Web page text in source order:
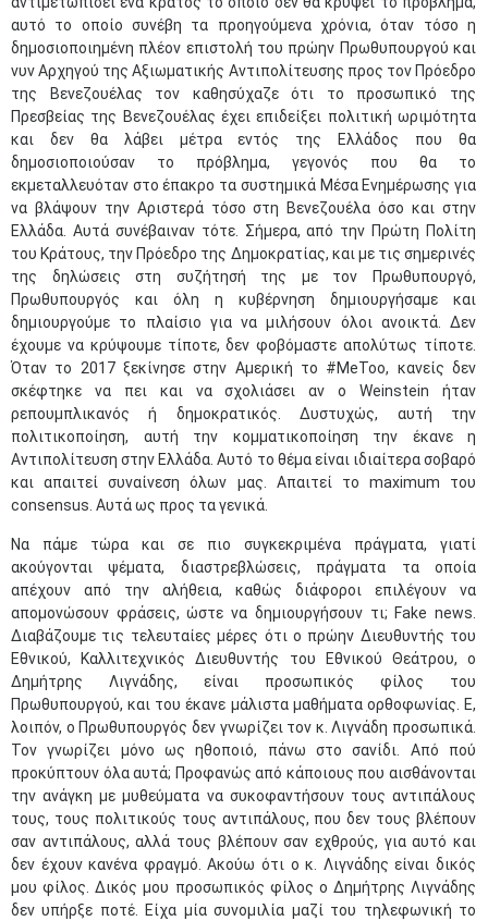
αυτό το οποίο συνέβη τα προηγούμενα χρόνια, όταν τόσο η
δημοσιοποιημένη πλέον επιστολή του πρώην Πρωθυπουργού και
νυν Αρχηγού της Αξιωματικής Αντιπολίτευσης προς τον Πρόεδρο
της Βενεζουέλας τον καθησύχαζε ότι το προσωπικό της
Πρεσβείας της Βενεζουέλας έχει επιδείξει πολιτική ωριμότητα
και δεν θα λάβει μέτρα εντός της Ελλάδος που θα
δημοσιοποιούσαν το πρόβλημα, γεγονός που θα το
εκμεταλλευόταν στο έπακρο τα συστημικά Μέσα Ενημέρωσης για
να βλάψουν την Αριστερά τόσο στη Βενεζουέλα όσο και στην
Ελλάδα. Αυτά συνέβαιναν τότε. Σήμερα, από την Πρώτη Πολίτη
του Κράτους, την Πρόεδρο της Δημοκρατίας, και με τις σημερινές
της δηλώσεις στη συζήτησή της με τον Πρωθυπουργό,
Πρωθυπουργός και όλη η κυβέρνηση δημιουργήσαμε και
δημιουργούμε το πλαίσιο για να μιλήσουν όλοι ανοικτά. Δεν
έχουμε να κρύψουμε τίποτε, δεν φοβόμαστε απολύτως τίποτε.
Όταν το 2017 ξεκίνησε στην Αμερική το #MeToo, κανείς δεν
σκέφτηκε να πει και να σχολιάσει αν ο Weinstein ήταν
ρεπουμπλικανός ή δημοκρατικός. Δυστυχώς, αυτή την
πολιτικοποίηση, αυτή την κομματικοποίηση την έκανε η
Αντιπολίτευση στην Ελλάδα. Αυτό το θέμα είναι ιδιαίτερα σοβαρό
και απαιτεί συναίνεση όλων μας. Απαιτεί το maximum του
consensus. Αυτά ως προς τα γενικά.
Να πάμε τώρα και σε πιο συγκεκριμένα πράγματα, γιατί
ακούγονται ψέματα, διαστρεβλώσεις, πράγματα τα οποία
απέχουν από την αλήθεια, καθώς διάφοροι επιλέγουν να
απομονώσουν φράσεις, ώστε να δημιουργήσουν τι; Fake news.
Διαβάζουμε τις τελευταίες μέρες ότι ο πρώην Διευθυντής του
Εθνικού, Καλλιτεχνικός Διευθυντής του Εθνικού Θεάτρου, ο
Δημήτρης Λιγνάδης, είναι προσωπικός φίλος του
Πρωθυπουργού, και του έκανε μάλιστα μαθήματα ορθοφωνίας. Ε,
λοιπόν, ο Πρωθυπουργός δεν γνωρίζει τον κ. Λιγνάδη προσωπικά.
Τον γνωρίζει μόνο ως ηθοποιό, πάνω στο σανίδι. Από πού
προκύπτουν όλα αυτά; Προφανώς από κάποιους που αισθάνονται
την ανάγκη με μυθεύματα να συκοφαντήσουν τους αντιπάλους
τους, τους πολιτικούς τους αντιπάλους, που δεν τους βλέπουν
σαν αντιπάλους, αλλά τους βλέπουν σαν εχθρούς, για αυτό και
δεν έχουν κανένα φραγμό. Ακούω ότι ο κ. Λιγνάδης είναι δικός
μου φίλος. Δικός μου προσωπικός φίλος ο Δημήτρης Λιγνάδης
δεν υπήρξε ποτέ. Είχα μία συνομιλία μαζί του τηλεφωνική το